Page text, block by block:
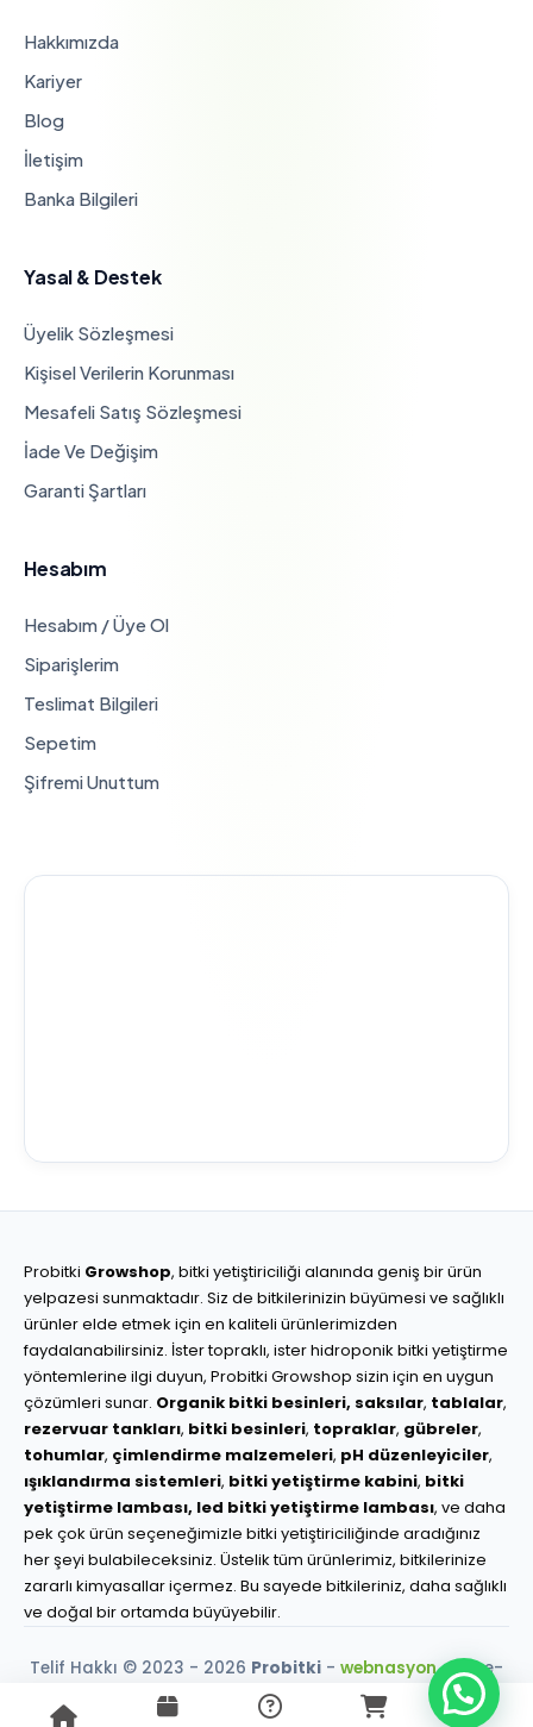
Hakkımızda
Kariyer
Blog
İletişim
Banka Bilgileri
Yasal & Destek
Üyelik Sözleşmesi
Kişisel Verilerin Korunması
Mesafeli Satış Sözleşmesi
İade Ve Değişim
Garanti Şartları
Hesabım
Hesabım / Üye Ol
Siparişlerim
Teslimat Bilgileri
Sepetim
Şifremi Unuttum
Probitki Growshop, bitki yetiştiriciliği alanında geniş bir ürün
yelpazesi sunmaktadır. Siz de bitkilerinizin büyümesi ve sağlıklı
ürünler elde etmek için en kaliteli ürünlerimizden
faydalanabilirsiniz. İster topraklı, ister hidroponik bitki yetiştirme
yöntemlerine ilgi duyun, Probitki Growshop sizin için en uygun
çözümleri sunar. Organik bitki besinleri, saksılar, tablalar,
rezervuar tankları, bitki besinleri, topraklar, gübreler,
tohumlar, çimlendirme malzemeleri, pH düzenleyiciler,
ışıklandırma sistemleri, bitki yetiştirme kabini, bitki
yetiştirme lambası, led bitki yetiştirme lambası, ve daha
pek çok ürün seçeneğimizle bitki yetiştiriciliğinde aradığınız
her şeyi bulabileceksiniz. Üstelik tüm ürünlerimiz, bitkilerinize
zararlı kimyasallar içermez. Bu sayede bitkileriniz, daha sağlıklı
ve doğal bir ortamda büyüyebilir.
Telif Hakkı © 2023 - 2026 Probitki - webnasyon.come-
ticaret çözümleri.
256-Bit SSL Güvencesi